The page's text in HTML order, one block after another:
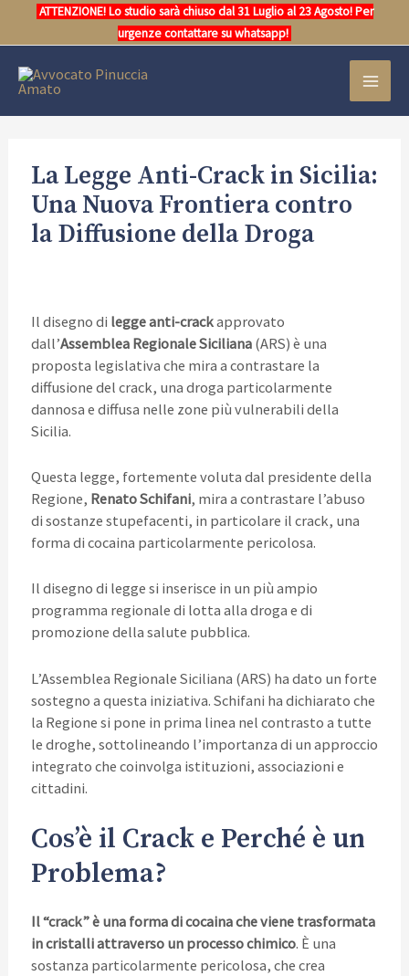
ATTENZIONE! Lo studio sarà chiuso dal 31 Luglio al 23 Agosto! Per
urgenze contattare su whatsapp!
MAIN
La Legge Anti-Crack in Sicilia:
Una Nuova Frontiera contro
la Diffusione della Droga
Il disegno di legge anti-crackapprovato
dall’Assemblea Regionale Siciliana(ARS) è una
proposta legislativa che mira a contrastare la
diffusione del crack, una droga particolarmente
dannosa e diffusa nelle zone più vulnerabili della
Sicilia.
Questa legge, fortemente voluta dal presidente della
Regione, Renato Schifani, mira a contrastare l’abuso
di sostanze stupefacenti, in particolare il crack, una
forma di cocaina particolarmente pericolosa.
Il disegno di legge si inserisce in un più ampio
programma regionale di lotta alla droga e di
promozione della salute pubblica.
L’Assemblea Regionale Siciliana (ARS) ha dato un forte
sostegno a questa iniziativa. Schifani ha dichiarato che
la Regione si pone in prima linea nel contrasto a tutte
le droghe, sottolineando l’importanza di un approccio
integrato che coinvolga istituzioni, associazioni e
cittadini.
Cos’è il Crack e Perché è un
Problema?
Il “crack” è una forma di cocaina che viene trasformata
in cristalli attraverso un processo chimico. È una
sostanza particolarmente pericolosa, che crea